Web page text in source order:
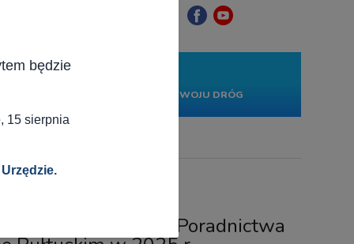
KONTAKT
RZĄDOWY FUNDUSZ ROZWOJU DRÓG
nieodpłatnego Poradnictwa
będzie
15 sierpnia